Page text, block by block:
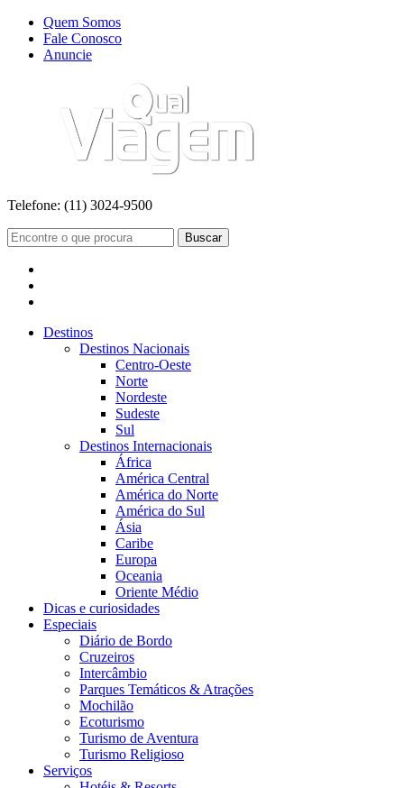
Quem Somos
Fale Conosco
Anuncie
Telefone: (11) 3024-9500
Buscar
Destinos
Destinos Nacionais
Centro-Oeste
Norte
Nordeste
Sudeste
Sul
Destinos Internacionais
África
América Central
América do Norte
América do Sul
Ásia
Caribe
Europa
Oceania
Oriente Médio
Dicas e curiosidades
Especiais
Diário de Bordo
Cruzeiros
Intercâmbio
Parques Temáticos & Atrações
Mochilão
Ecoturismo
Turismo de Aventura
Turismo Religioso
Serviços